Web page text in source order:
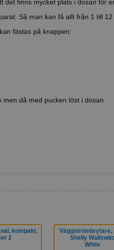
finns mycket plats i dosan för
Så man kan få allt från 1 till 12
fästas på knappen:
då med pucken löst i dosan.
kompakt,
2
Väggströmbrytare,
Shelly
White